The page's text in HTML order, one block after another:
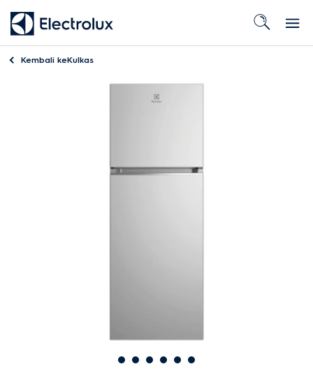
Kembali keKulkas